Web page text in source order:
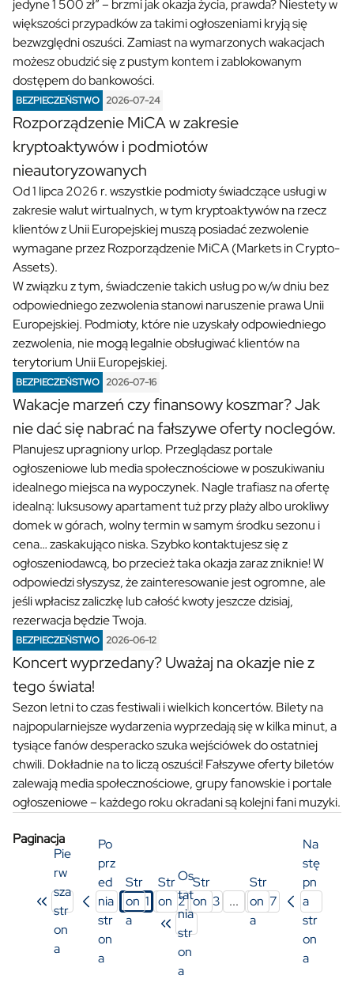
jedyne 1 500 zł” – brzmi jak okazja życia, prawda? Niestety w
większości przypadków za takimi ogłoszeniami kryją się
bezwzględni oszuści. Zamiast na wymarzonych wakacjach
możesz obudzić się z pustym kontem i zablokowanym
dostępem do bankowości.
BEZPIECZEŃSTWO 2026-07-24
Rozporządzenie MiCA w zakresie
kryptoaktywów i podmiotów
nieautoryzowanych
Od 1 lipca 2026 r. wszystkie podmioty świadczące usługi w
zakresie walut wirtualnych, w tym kryptoaktywów na rzecz
klientów z Unii Europejskiej muszą posiadać zezwolenie
wymagane przez Rozporządzenie MiCA (Markets in Crypto-
Assets).
W związku z tym, świadczenie takich usług po w/w dniu bez
odpowiedniego zezwolenia stanowi naruszenie prawa Unii
Europejskiej. Podmioty, które nie uzyskały odpowiedniego
zezwolenia, nie mogą legalnie obsługiwać klientów na
terytorium Unii Europejskiej.
BEZPIECZEŃSTWO 2026-07-16
Wakacje marzeń czy finansowy koszmar? Jak
nie dać się nabrać na fałszywe oferty noclegów.
Planujesz upragniony urlop. Przeglądasz portale
ogłoszeniowe lub media społecznościowe w poszukiwaniu
idealnego miejsca na wypoczynek. Nagle trafiasz na ofertę
idealną: luksusowy apartament tuż przy plaży albo urokliwy
domek w górach, wolny termin w samym środku sezonu i
cena… zaskakująco niska. Szybko kontaktujesz się z
ogłoszeniodawcą, bo przecież taka okazja zaraz zniknie! W
odpowiedzi słyszysz, że zainteresowanie jest ogromne, ale
jeśli wpłacisz zaliczkę lub całość kwoty jeszcze dzisiaj,
rezerwacja będzie Twoja.
BEZPIECZEŃSTWO 2026-06-12
Koncert wyprzedany? Uważaj na okazje nie z
tego świata!
Sezon letni to czas festiwali i wielkich koncertów. Bilety na
najpopularniejsze wydarzenia wyprzedają się w kilka minut, a
tysiące fanów desperacko szuka wejściówek do ostatniej
chwili. Dokładnie na to liczą oszuści! Fałszywe oferty biletów
zalewają media społecznościowe, grupy fanowskie i portale
ogłoszeniowe – każdego roku okradani są kolejni fani muzyki.
Paginacja
Pie
rw
sza
str
on
a
Po
prz
ed
nia
str
on
a
Str
on
a
1
Str
on
a
2
Str
on
a
3 ...
Str
on
a
7
Na
stę
pn
a
str
on
a
Os
tat
nia
str
on
a